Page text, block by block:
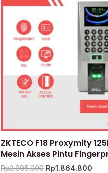
ZKTECO F18 Proxymity
Mesin Akses Pintu
Rp3.885.000
adalah:
Rp3.885.000.
Rp1.864.800
ini